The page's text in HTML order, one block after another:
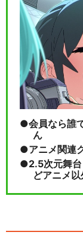
会員なら誰
ん
アニメ関連
2.5次元舞
どアニメ